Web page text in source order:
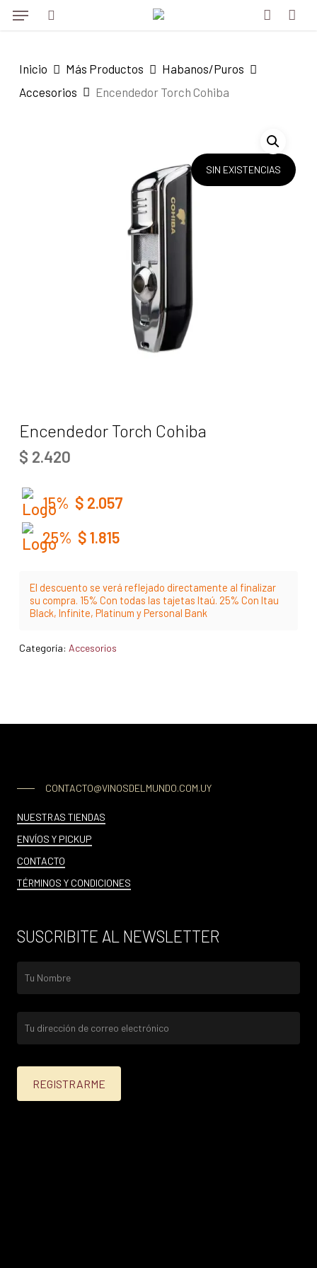
Skip
content
Menu
Inicio Más Productos
Habanos/Puros
Accesorios
Encendedor Torch Cohiba
Encendedor Torch Cohiba
$ 2.420
15% $ 2.057
25% $1.815
El descuento se verá reflejado directamente al finalizar
su compra. 15% Con todas las tajetas Itaú. 25% Con Itau
Black, Infinite, Platinum y Personal Bank
SIN EXISTENCIAS
Categoría: Accesorios
CONTACTO@VINOSDELMUNDO.COM.UY
NUESTRAS TIENDAS
ENVÍOS Y PICKUP
CONTACTO
TÉRMINOS Y CONDICIONES
SUSCRIBITE AL NEWSLETTER